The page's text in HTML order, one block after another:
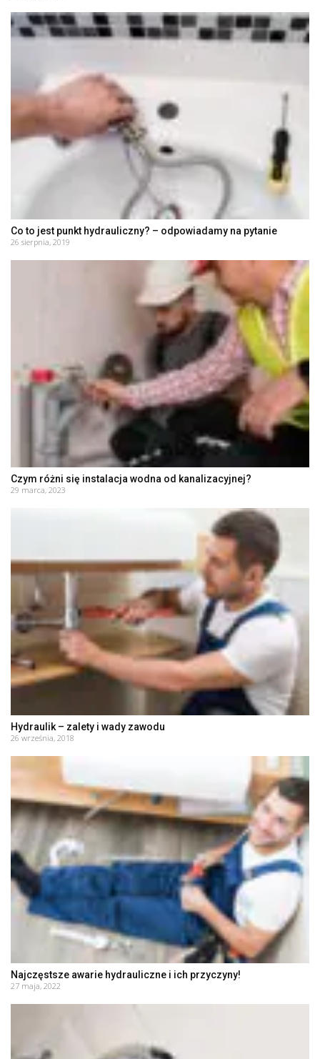
Co to jest punkt hydrauliczny? – odpowiadamy na pytanie
26 sierpnia, 2019
Czym różni się instalacja wodna od kanalizacyjnej?
29 marca, 2023
Hydraulik – zalety i wady zawodu
26 września, 2018
Najczęstsze awarie hydrauliczne i ich przyczyny!
27 maja, 2022